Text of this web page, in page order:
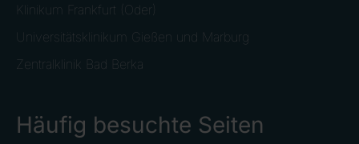
Klinikum Frankfurt (Oder)
Universitätsklinikum Gießen und Marburg
Zentralklinik Bad Berka
Häufig besuchte Seiten